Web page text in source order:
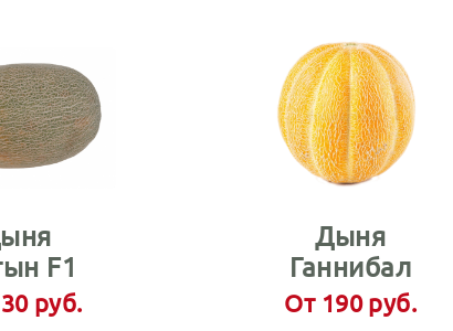
F1
руб.
Дыня
Ганнибал
От 190 руб.